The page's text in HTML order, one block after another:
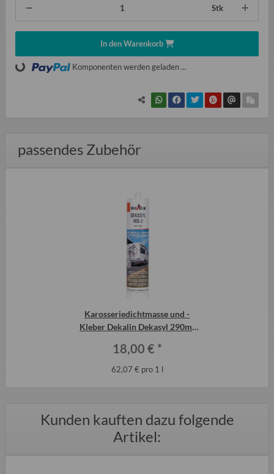
Stk
In den Warenkorb
Loading... Komponenten werden geladen ...
passendes Zubehör
Karosseriedichtmasse und -
Kleber Dekalin Dekasyl 290ml
18,00 € *
62,07 € pro 1 l
Kunden kauften dazu folgende
Artikel: